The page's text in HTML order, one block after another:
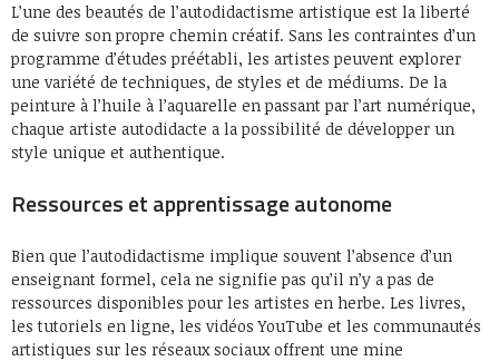
L’une des beautés de l’autodidactisme artistique est la liberté
de suivre son propre chemin créatif. Sans les contraintes d’un
programme d’études préétabli, les artistes peuvent explorer
une variété de techniques, de styles et de médiums. De la
peinture à l’huile à l’aquarelle en passant par l’art numérique,
chaque artiste autodidacte a la possibilité de développer un
style unique et authentique.
Ressources et apprentissage autonome
Bien que l’autodidactisme implique souvent l’absence d’un
enseignant formel, cela ne signifie pas qu’il n’y a pas de
ressources disponibles pour les artistes en herbe. Les livres,
les tutoriels en ligne, les vidéos YouTube et les communautés
artistiques sur les réseaux sociaux offrent une mine